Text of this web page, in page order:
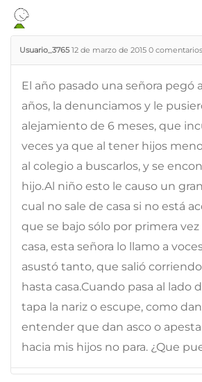
Usuario_3765 12 de marzo de 2015 0 comentarios
El año pasado una señora pegó
años, la denunciamos y le
alejamiento de 6 meses, que
veces ya que al tener hijos
al colegio a buscarlos, y se
hijo.Al niño esto le causo un
cual no sale de casa si no está
que se bajo sólo por primera
casa, esta señora lo llamo a
asustó tanto, que salió
hasta casa.Cuando pasa al lado
tapa la nariz o escupe, como
entender que dan asco o
hacia mis hijos no para. ¿Que